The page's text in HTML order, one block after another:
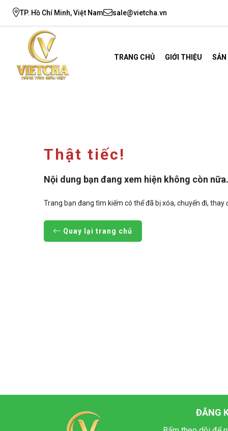
TP. Hồ Chí Minh, Việt Nam sale@vietcha.vn
TRANG CHỦ GIỚI THIỆU
Thật tiếc!
Nội dung bạn đang xem hiện không còn nữa.
Trang bạn đang tìm kiếm có thể đã bị xóa, chuyển đi,
Quay lại trang chủ
ĐĂNG